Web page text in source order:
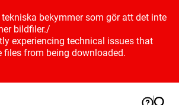
bekymmer som gör att det inte
bildfiler./
experiencing technical issues that
files from being downloaded.